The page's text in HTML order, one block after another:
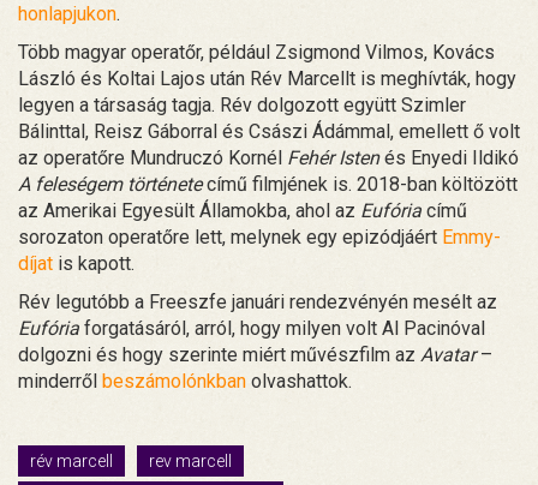
honlapjukon.
Több magyar operatőr, például Zsigmond Vilmos, Kovács
László és Koltai Lajos után Rév Marcellt is meghívták, hogy
legyen a társaság tagja. Rév dolgozott együtt Szimler
Bálinttal, Reisz Gáborral és Császi Ádámmal, emellett ő volt
az operatőre Mundruczó Kornél Fehér Istenés Enyedi Ildikó
A feleségem történetecímű filmjének is. 2018-ban költözött
az Amerikai Egyesült Államokba, ahol az Eufória című
sorozaton operatőre lett, melynek egy epizódjáért Emmy-
díjat is kapott.
Rév legutóbb a Freeszfe januári rendezvényén mesélt az
Eufória forgatásáról, arról, hogy milyen volt Al Pacinóval
dolgozni és hogy szerinte miért művészfilm az Avatar–
minderről beszámolónkban olvashattok.
rév marcell
rev marcell